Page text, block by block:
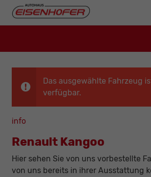
Das ausgewählte Fahrzeug
verfügbar.
info
Renault Kangoo
Hier sehen Sie von uns vorbestellte
von uns bereits in ihrer Ausstattung